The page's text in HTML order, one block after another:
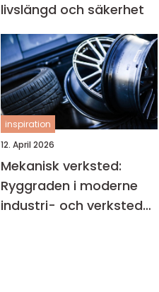
livslängd och säkerhet
inspiration
12. April 2026
Mekanisk verksted:
Ryggraden i moderne
industri- och verksted-